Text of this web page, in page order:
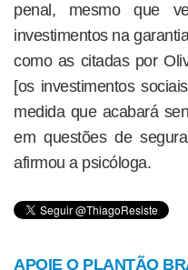
penal, mesmo que
investimentos na
como as citadas por
[os investimentos
medida que acabará
em questões de
afirmou a psicóloga.
APOIE O PLANTÃO